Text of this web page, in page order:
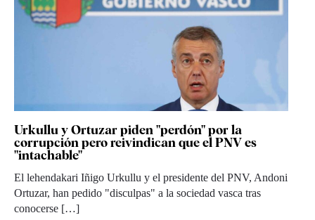
Urkullu y Ortuzar piden "perdón" por la
corrupción pero reivindican que el PNV es
"intachable"
El lehendakari Iñigo Urkullu y el presidente del PNV, Andoni
Ortuzar, han pedido "disculpas" a la sociedad vasca tras
conocerse […]